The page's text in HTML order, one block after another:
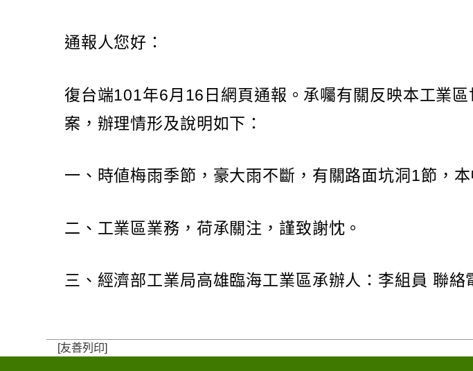
通報人您好：
復台端101年6月16日網頁通報。承囑有關反映本工業
案，辦理情形及說明如下：
一、時値梅雨季節，豪大雨不斷，有關路面坑洞1節，
二、工業區業務，荷承關注，謹致謝忱。
三、經濟部工業局高雄臨海工業區承辦人：李組員 聯
[友善列印]